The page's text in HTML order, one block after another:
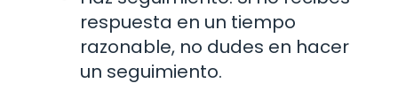
respuesta en un tiempo
razonable, no dudes en hacer
un seguimiento.